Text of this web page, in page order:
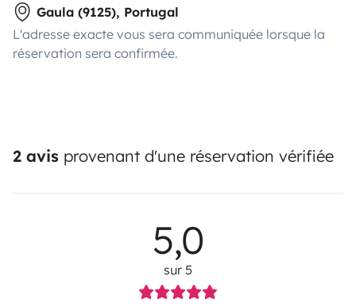
Gaula (9125), Portugal
L'adresse exacte vous sera communiquée lorsque la
réservation sera confirmée.
2 avis provenant d'une réservation vérifiée
5,0
sur 5